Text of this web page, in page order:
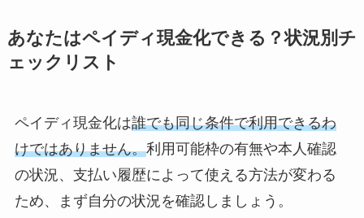
あなたはペイディ現金化できる？状況別チ
ェックリスト
ペイディ現金化は誰でも同じ条件で利用できるわ
けではありません。利用可能枠の有無や本人確認
の状況、支払い履歴によって使える方法が変わる
ため、まず自分の状況を確認しましょう。